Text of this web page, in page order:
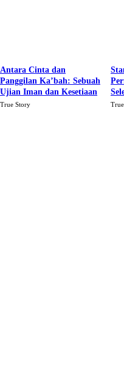
Antara Cinta dan
Panggilan Ka’bah: Sebuah
Ujian Iman dan Kesetiaan
True Story